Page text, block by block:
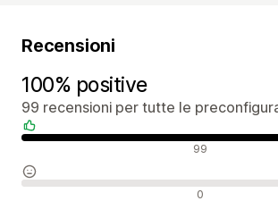
Recensioni
100% positive
99 recensioni per tutte le
Recensioni positive 99
Recensioni neutrali 0